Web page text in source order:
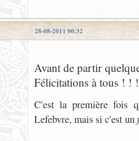
28-08-2011 00:32
Avant de partir
Félicitations à tous ! ! !
C'est la première fois
Lefebvre, mais si c'est un